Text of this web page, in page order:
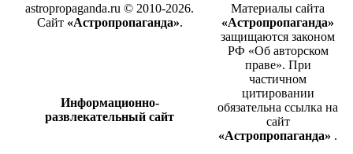
astropropaganda.ru © 2010-2026.
Сайт «Астропропаганда».
Информационно-
развлекательный сайт
Материалы сайта
«Астропропаганда»
защищаются законом
РФ «Об авторском
праве». При
частичном
цитировании
обязательна ссылка на
сайт
«Астропропаганда» .